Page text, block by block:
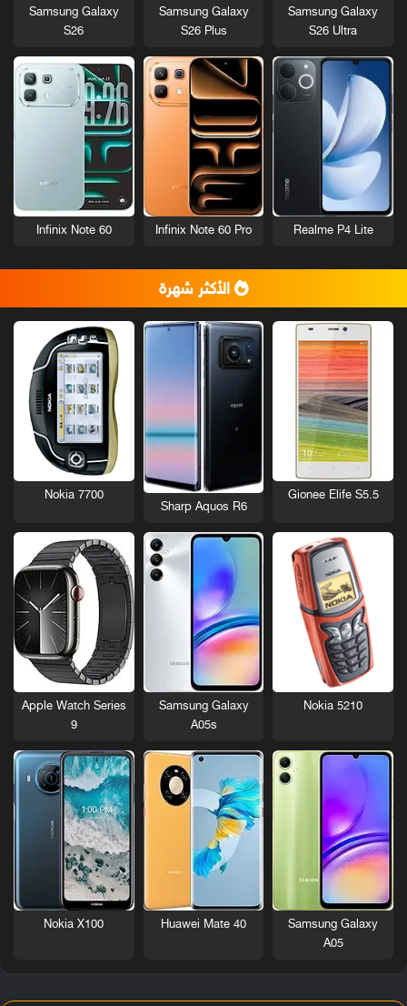
Samsung Galaxy
S26 Ultra
Samsung Galaxy
S26 Plus
Samsung Galaxy
S26
Realme P4 Lite
Infinix Note 60 Pro
Infinix Note 60
الأكثر شهرة
Gionee Elife S5.5
Sharp Aquos R6
Nokia 7700
Nokia 5210
Samsung Galaxy
A05s
Apple Watch Series
9
Samsung Galaxy
A05
Huawei Mate 40
Nokia X100